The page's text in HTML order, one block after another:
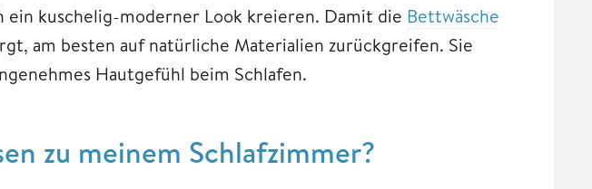
ein kuschelig-moderner Look kreieren. Damit die Bettwäsche
am besten auf natürliche Materialien zurückgreifen. Sie
Hautgefühl beim Schlafen.
zu meinem Schlafzimmer?